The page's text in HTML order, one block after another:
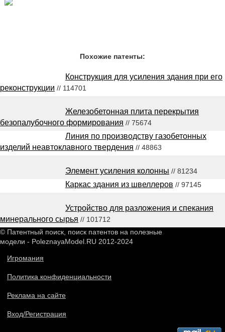
Похожие патенты:
Конструкция для усиления здания при его
реконструкции // 114701
Железобетонная плита перекрытия
безопалубочного формирования // 75674
Линия по производству газобетонных
изделий неавтоклавного твердения // 48863
Элемент усиления колонны // 81234
Каркас здания из швеллеров // 97145
Устройство для разложения и спекания
минерального сырья // 101712
© Патентный поиск, поиск патентов на полезные
модели - PoleznayaModel.RU 2012-2024
Игромания
Политика конфиденциальности
Реклама на сайте
Вход/Регистрация